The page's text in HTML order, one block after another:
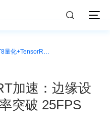
INT8量化+TensorRT加速：边缘设备人头统计算法帧率突破 25FPS的实战技巧
加速：边缘设
突破 25FPS